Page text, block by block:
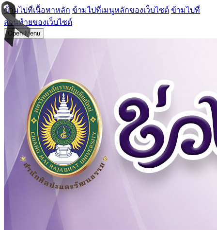
ข้ามไปที่เนื้อหาหลัก ข้ามไปที่เมนูหลักของเว็บไซต์ ข้ามไปที่
ส่วนท้ายของเว็บไซต์
Open Menu